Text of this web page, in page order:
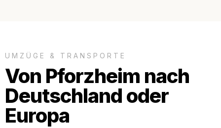
UMZÜGE & TRANSPORTE
Von Pforzheim nach
Deutschland oder
Europa